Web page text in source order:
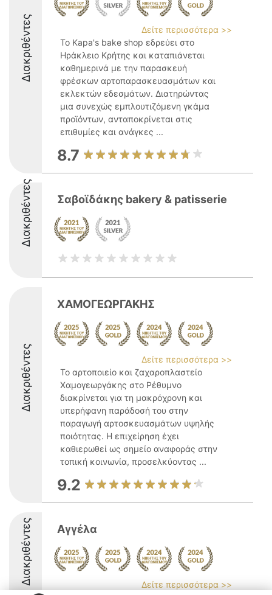
Διακριθέντες
Δείτε περισσότερα >>
Το Kapa's bake shop εδρεύει στο
Ηράκλειο Κρήτης και καταπιάνεται
καθημερινά με την παρασκευή
φρέσκων αρτοπαρασκευασμάτων και
εκλεκτών εδεσμάτων. Διατηρώντας
μια συνεχώς εμπλουτιζόμενη γκάμα
προϊόντων, ανταποκρίνεται στις
επιθυμίες και ανάγκες ...
8.7
Διακριθέντες Σαβοϊδάκης bakery & patisserie
Διακριθέντες
ΧΑΜΟΓΕΩΡΓΑΚΗΣ
Δείτε περισσότερα >>
Το αρτοποιείο και ζαχαροπλαστείο
Χαμογεωργάκης στο Ρέθυμνο
διακρίνεται για τη μακρόχρονη και
υπερήφανη παράδοσή του στην
παραγωγή αρτοσκευασμάτων υψηλής
ποιότητας. Η επιχείρηση έχει
καθιερωθεί ως σημείο αναφοράς στην
τοπική κοινωνία, προσελκύοντας ...
9.2
Διακριθέντες Αγγέλα
Δείτε περισσότερα >>